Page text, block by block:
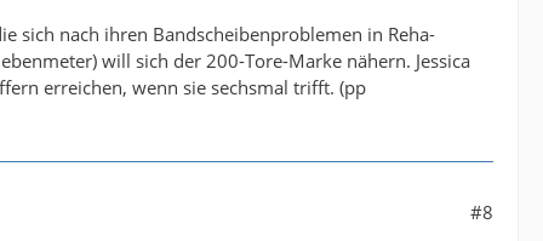
sich nach ihren Bandscheibenproblemen in Reha-
will sich der 200-Tore-Marke nähern. Jessica
erreichen, wenn sie sechsmal trifft. (pp
#8